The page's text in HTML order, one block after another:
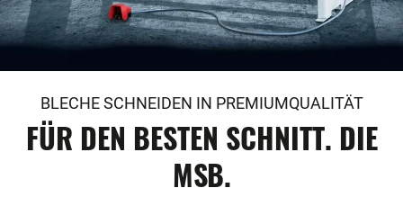
BLECHE SCHNEIDEN IN PREMIUMQUALITÄT
FÜR DEN BESTEN SCHNITT. DIE
MSB.